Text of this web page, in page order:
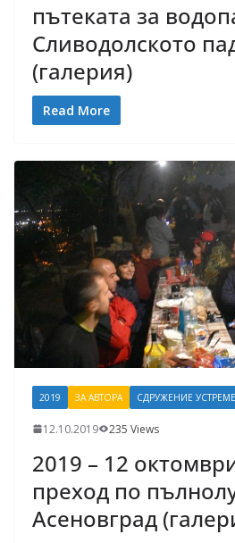
пътеката за
Сливодолското
(галерия)
Read More
2019 ЗА АВТОРА СДРУЖЕНИЕ
12.10.2019 235 Views
2019 – 12
преход по
Асеновград